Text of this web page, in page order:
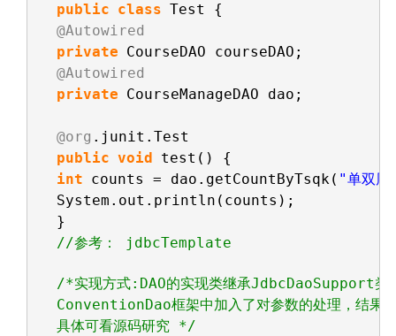
public class Test {
@Autowired
private CourseDAO courseDAO;
@Autowired
private CourseManageDAO dao;
@org .junit.Test
public void test() {
int counts = dao.getCountByTsqk( "单双周
System.out.println(counts);
}
//参考： jdbcTemplate
/*实现方式:DAO的实现类继承JdbcDaoSupport
ConventionDao框架中加入了对参数的处理，结果
具体可看源码研究 */